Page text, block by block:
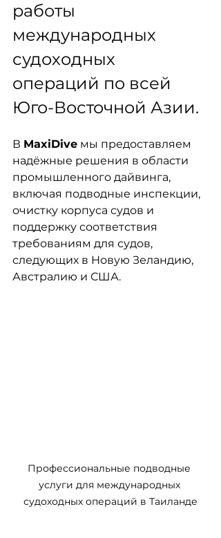
работы
международных
судоходных
операций по всей
Юго-Восточной Азии.
В MaxiDive мы предоставляем
надёжные решения в области
промышленного дайвинга,
включая подводные инспекции,
очистку корпуса судов и
поддержку соответствия
требованиям для судов,
следующих в Новую Зеландию,
Австралию и США.
Профессиональные подводные
услуги для международных
судоходных операций в Таиланде